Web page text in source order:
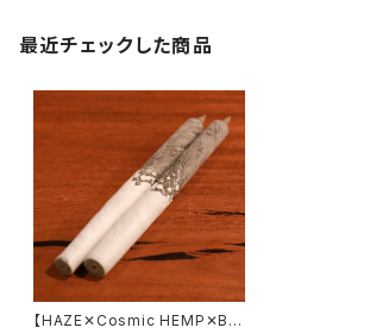
最近チェックした商品
【HAZE✕Cosmic HEMP✕Bis